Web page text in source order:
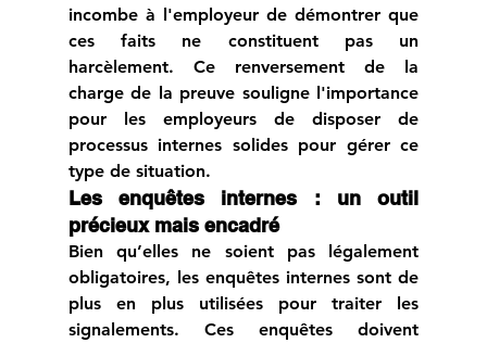
incombe à l'employeur de démontrer que
ces faits ne constituent pas un
harcèlement. Ce renversement de la
charge de la preuve souligne l'importance
pour les employeurs de disposer de
processus internes solides pour gérer ce
type de situation.
Les enquêtes internes : un outil
précieux mais encadré
Bien qu’elles ne soient pas légalement
obligatoires, les enquêtes internes sont de
plus en plus utilisées pour traiter les
signalements. Ces enquêtes doivent